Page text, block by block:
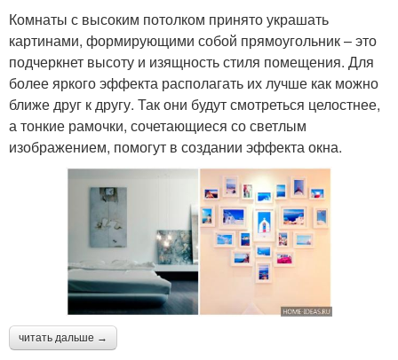
Комнаты с высоким потолком принято украшать
картинами, формирующими собой прямоугольник – это
подчеркнет высоту и изящность стиля помещения. Для
более яркого эффекта располагать их лучше как можно
ближе друг к другу. Так они будут смотреться целостнее,
а тонкие рамочки, сочетающиеся со светлым
изображением, помогут в создании эффекта окна.
читать дальше →